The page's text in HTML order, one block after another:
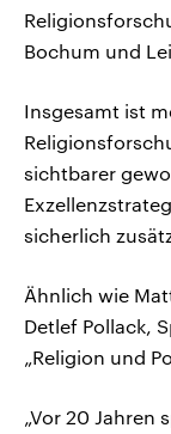
Bochum und
Insgesamt ist
sichtbarer
sicherlich
Ähnlich wie
Detlef Pollack,
„Religion und
„Vor 20 Jahren